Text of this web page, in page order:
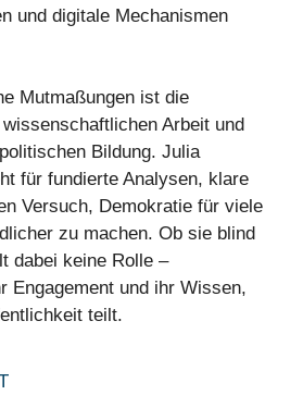
und digitale Mechanismen
Mutmaßungen ist die
Arbeit und
Bildung. Julia
für fundierte Analysen, klare
Versuch, Demokratie für viele
zu machen. Ob sie blind
dabei keine Rolle –
Engagement und ihr Wissen,
teilt.